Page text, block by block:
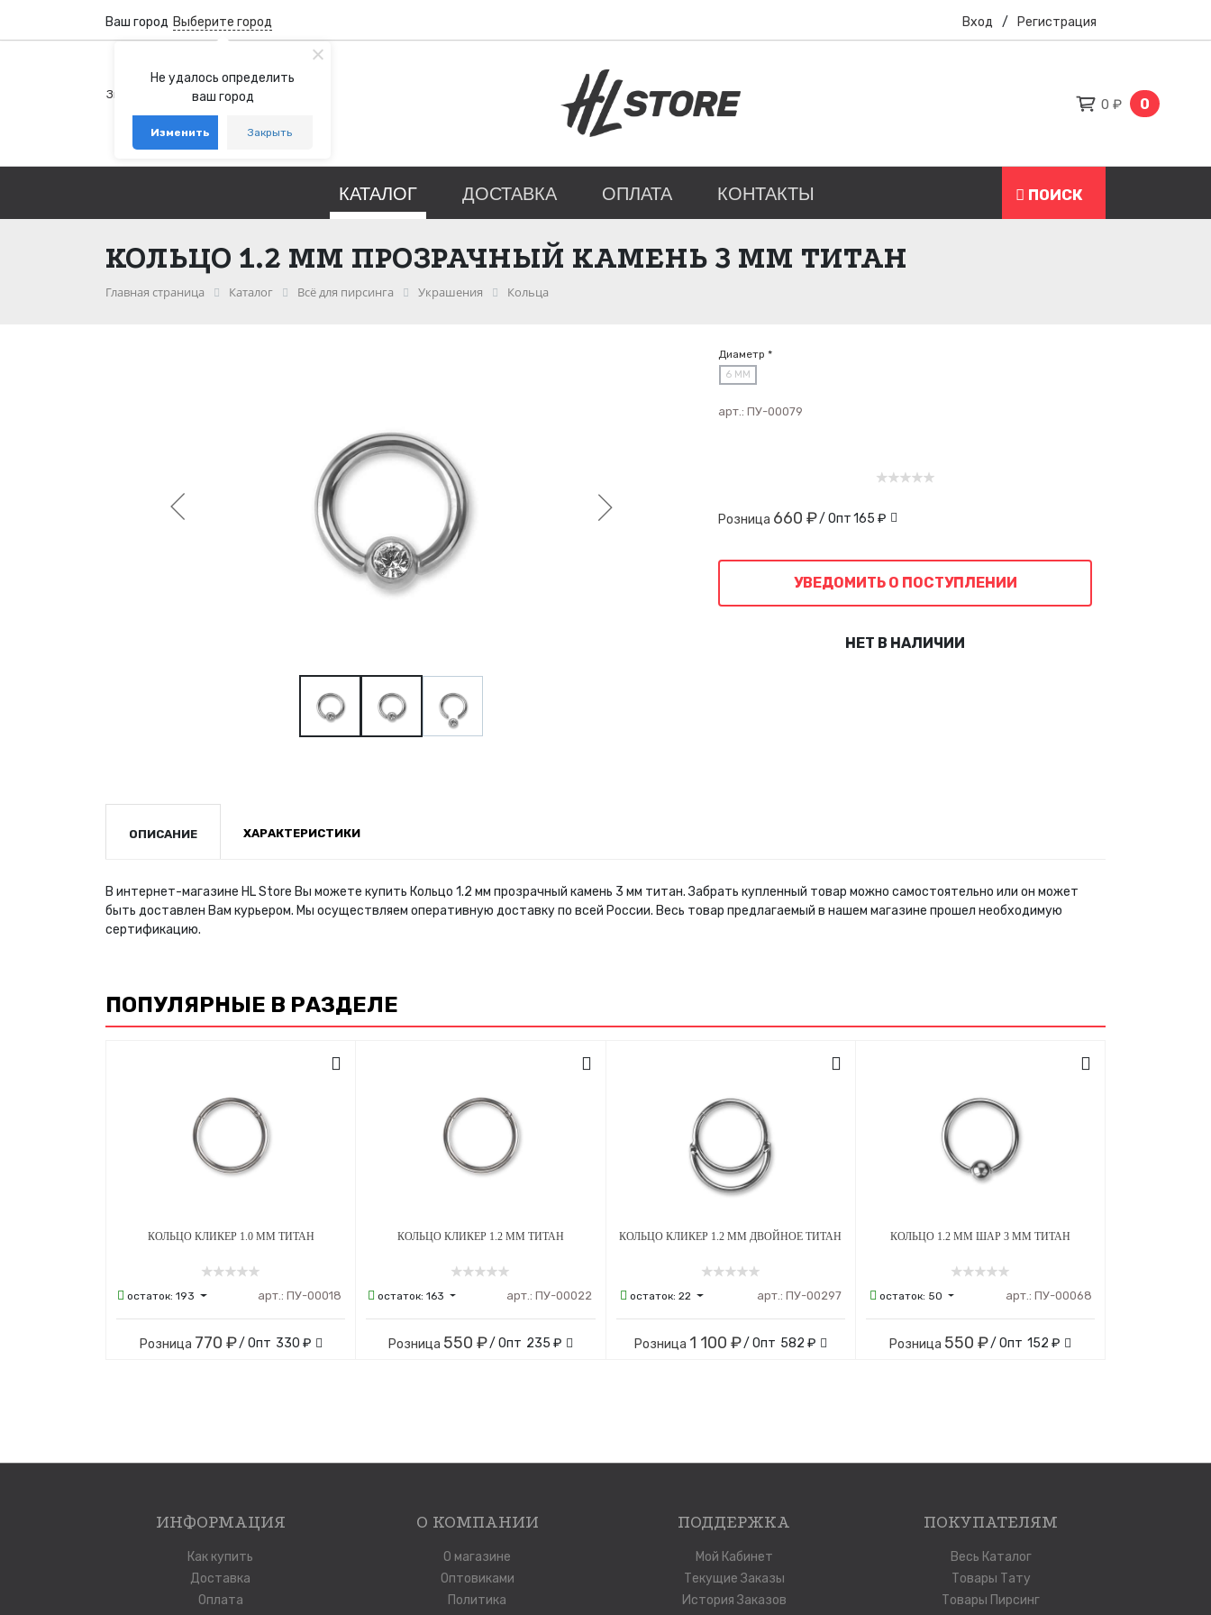
Не удалось определить
ваш город
Изменить Закрыть
Ваш город Выберите город Вход / Регистрация
+7 (800) 100-76-77
Звонок бесплатный по России
+7 (931) 978-88-88
telegram whatsapp
0 ₽ 0
КАТАЛОГ ДОСТАВКА ОПЛАТА КОНТАКТЫ ПОИСК
КОЛЬЦО 1.2 ММ ПРОЗРАЧНЫЙ КАМЕНЬ 3 ММ ТИТАН
Главная страница Каталог Всё для пирсинга Украшения Кольца
Диаметр *
6 ММ
арт.: ПУ-00079
Розница 660 ₽/ Опт165 ₽
УВЕДОМИТЬ О ПОСТУПЛЕНИИ
НЕТ В НАЛИЧИИ
ОПИСАНИЕ ХАРАКТЕРИСТИКИ
В интернет-магазине HL Store Вы можете купить Кольцо 1.2 мм прозрачный камень 3 мм титан. Забрать купленный товар можно самостоятельно или он может
быть доставлен Вам курьером. Мы осуществляем оперативную доставку по всей России. Весь товар предлагаемый в нашем магазине прошел необходимую
сертификацию.
ПОПУЛЯРНЫЕ В РАЗДЕЛЕ
КОЛЬЦО КЛИКЕР 1.0 ММ ТИТАН
остаток:193 арт.: ПУ-00018
Розница 770 ₽/ Опт 330 ₽
КОЛЬЦО КЛИКЕР 1.2 ММ ТИТАН
остаток:163 арт.: ПУ-00022
Розница 550 ₽/ Опт 235 ₽
КОЛЬЦО КЛИКЕР 1.2 ММ ДВОЙНОЕ ТИТАН
остаток:22 арт.: ПУ-00297
Розница 1 100 ₽/ Опт 582 ₽
КОЛЬЦО 1.2 ММ ШАР 3 ММ ТИТАН
остаток: 50 арт.: ПУ-00068
Розница 550 ₽/ Опт 152 ₽
ИНФОРМАЦИЯ
Как купить
Доставка
Оплата
О КОМПАНИИ
О магазине
Оптовиками
Политика
ПОДДЕРЖКА
Мой Кабинет
Текущие Заказы
История Заказов
ПОКУПАТЕЛЯМ
Весь Каталог
Товары Тату
Товары Пирсинг